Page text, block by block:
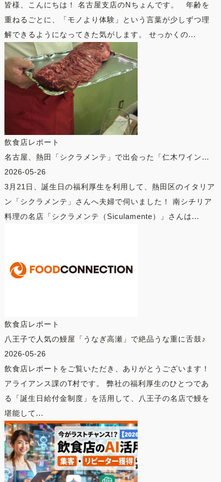
皆様、こんにちは！ 名古屋支店のNちょんです。 年齢を
重ねるごとに、「モノより体験」という言葉が少しずつ理
解できるようになってきた気がします。 せっかくの...
飲食店レポート
名古屋、熱田「シクラメンテ」で出会った「仁木ワイン…
2026-05-26
3月21日、誕生日の福利厚生を利用して、熱田区のイタリア
ン「シクラメンテ」さんへ夫婦で伺いました！ 南シチリア
料理の名店「シクラメンテ（Siculamente）」さんは...
飲食店レポート
八王子で人気の鰻屋「うなぎ高瀬」で絶品うな重に舌鼓♪
2026-05-26
飲食店レポートをご覧いただき、ありがとうございます！
アライアンス課のT村です。 弊社の福利厚生のひとつであ
る「誕生日給付金制度」を活用して、八王子の名店で鰻を
堪能して...